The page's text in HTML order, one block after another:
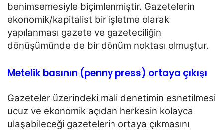
benimsemesiyle biçimlenmiştir. Gazetelerin
ekonomik/kapitalist bir işletme olarak
yapılanması gazete ve gazeteciliğin
dönüşümünde de bir dönüm noktası olmuştur.
Metelik basının (penny press) ortaya çıkışı
Gazeteler üzerindeki mali denetimin esnetilmesi
ucuz ve ekonomik açıdan herkesin kolayca
ulaşabileceği gazetelerin ortaya çıkmasını